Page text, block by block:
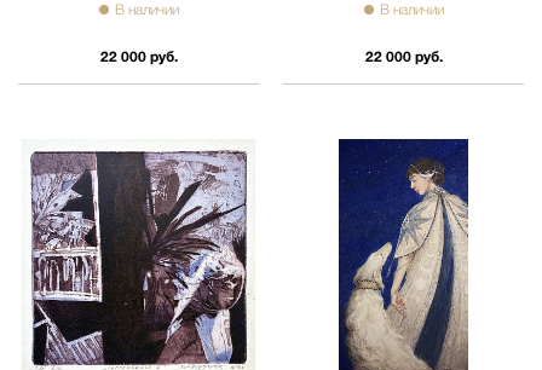
В наличии
22 000 руб.
В наличии
22 000 руб.